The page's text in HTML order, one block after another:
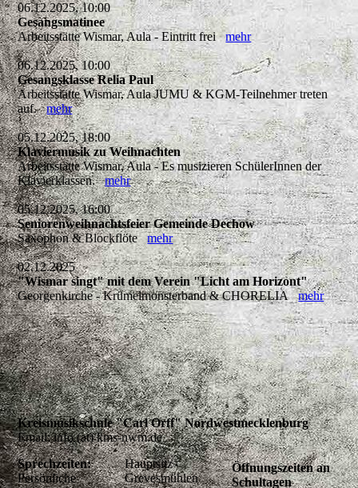
06.12.2025, 10:00
Gesangsmatinee
Arbeitsstätte Wismar, Aula - Eintritt freimehr
06.12.2025, 10:00
Gesangsklasse Relia Paul
Arbeitsstätte Wismar, Aula JUMU & KGM-Teilnehmer treten
auf.mehr
05.12.2025, 18:00
Klaviermusik zu Weihnachten
Arbeitsstätte Wismar, Aula - Es musizieren SchülerInnen der
Klavierklassen.mehr
05.12.2025, 16:00
Seniorenweihnachtsfeier Gemeinde Dechow
Saxophon & Blockflötemehr
02.12.2025
"Wismar singt" mit dem Verein "Licht am Horizont"
Georgenkirche - Krümelmonsterband & CHORELIAmehr
Kreismusikschule "Carl Orff" Nordwestmecklenburg
Email: info (at) kms-nwm.de
Sprechzeiten:
Persönliche
Hauptsitz
Grevesmühlen
Öffnungszeiten an
Schultagen